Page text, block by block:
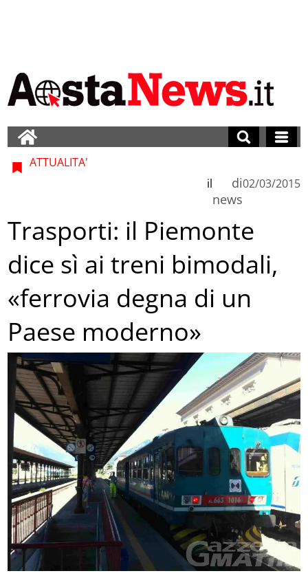
ATTUALITA'
di
news
il 02/03/2015
Trasporti: il Piemonte
dice sì ai treni bimodali,
«ferrovia degna di un
Paese moderno»